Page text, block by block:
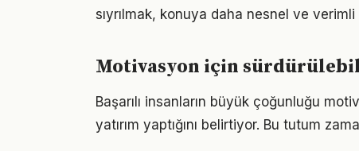
sıyrılmak, konuya daha nesnel ve verimli
Motivasyon için
Başarılı insanların büyük çoğunluğu
yatırım yaptığını belirtiyor. Bu tutum